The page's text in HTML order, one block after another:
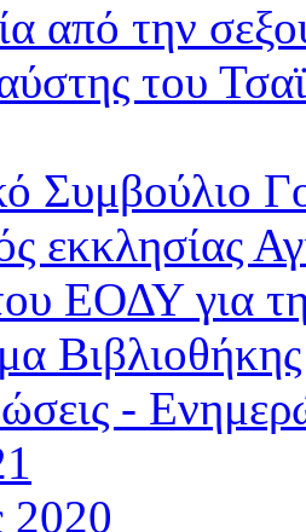
από την
του
Συμβούλιο
εκκλησίας
ΕΟΔΥ για
-
2020